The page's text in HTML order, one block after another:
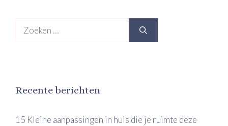
naar:
Recente berichten
15 Kleine aanpassingen in huis die je ruimte deze